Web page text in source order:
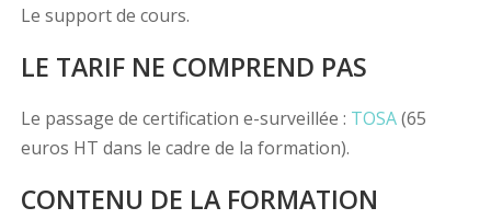
Le support de cours.
LE TARIF NE COMPREND PAS
Le passage de certification e-surveillée : TOSA(65
euros HT dans le cadre de la formation).
CONTENU DE LA FORMATION